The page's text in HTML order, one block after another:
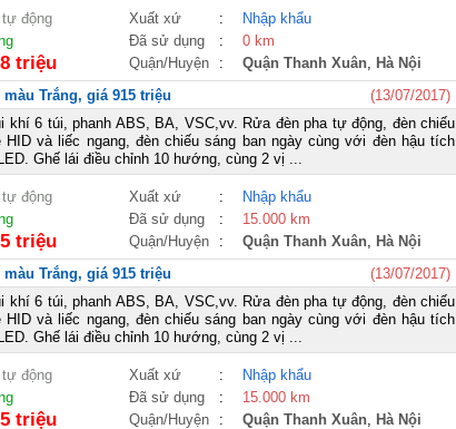
tự động Xuất xứ :
Nhập khẩu
Đã sử dụng :
0 km
triệu Quận/Huyện : Quận Thanh Xuân, Hà Nội
Trắng, giá 915 triệu
(13/07/2017)
khí 6 túi, phanh ABS, BA, VSC,vv. Rửa đèn pha tự động, đèn chiếu
HID và liếc ngang, đèn chiếu sáng ban ngày cùng với đèn hậu tích
Ghế lái điều chỉnh 10 hướng, cùng 2 vị ...
tự động Xuất xứ :
Nhập khẩu
Đã sử dụng :
15.000 km
triệu Quận/Huyện : Quận Thanh Xuân, Hà Nội
Trắng, giá 915 triệu
(13/07/2017)
khí 6 túi, phanh ABS, BA, VSC,vv. Rửa đèn pha tự động, đèn chiếu
HID và liếc ngang, đèn chiếu sáng ban ngày cùng với đèn hậu tích
Ghế lái điều chỉnh 10 hướng, cùng 2 vị ...
tự động Xuất xứ :
Nhập khẩu
Đã sử dụng :
15.000 km
triệu Quận/Huyện : Quận Thanh Xuân, Hà Nội